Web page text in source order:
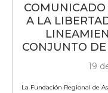
COMUNICADO
A LA
CONJUNTO
19
La Fundación Regional de